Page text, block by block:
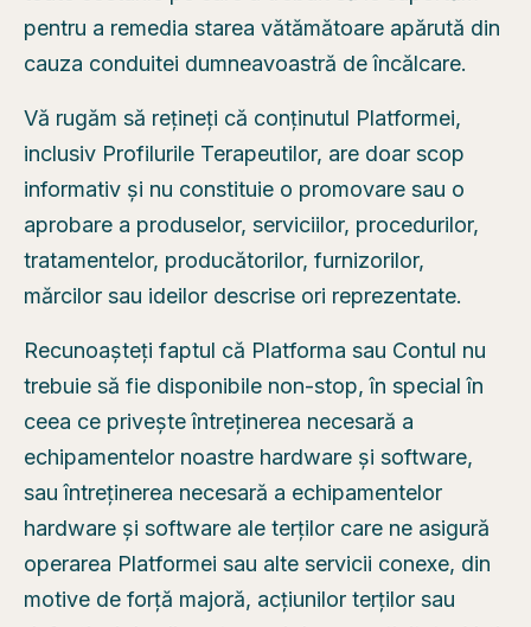
pentru a remedia starea vătămătoare apărută din
cauza conduitei dumneavoastră de încălcare.
Vă rugăm să rețineți că conținutul Platformei,
inclusiv Profilurile Terapeutilor, are doar scop
informativ și nu constituie o promovare sau o
aprobare a produselor, serviciilor, procedurilor,
tratamentelor, producătorilor, furnizorilor,
mărcilor sau ideilor descrise ori reprezentate.
Recunoașteți faptul că Platforma sau Contul nu
trebuie să fie disponibile non-stop, în special în
ceea ce privește întreținerea necesară a
echipamentelor noastre hardware și software,
sau întreținerea necesară a echipamentelor
hardware și software ale terților care ne asigură
operarea Platformei sau alte servicii conexe, din
motive de forță majoră, acțiunilor terților sau